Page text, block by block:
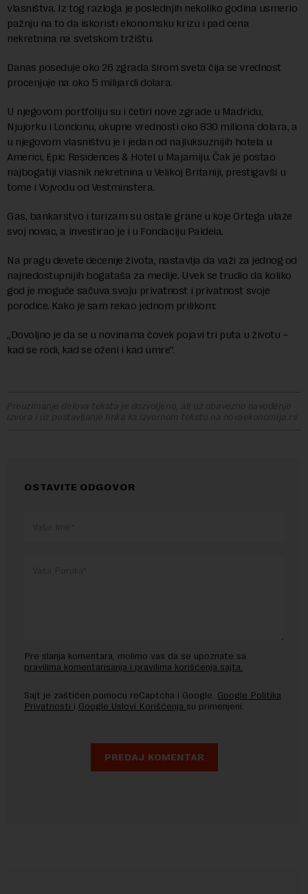
vlasništva. Iz tog razloga je poslednjih nekoliko godina usmerio
pažnju na to da iskoristi ekonomsku krizu i pad cena
nekretnina na svetskom tržištu.
Danas poseduje oko 26 zgrada širom sveta čija se vrednost
procenjuje na oko 5 milijardi dolara.
U njegovom portfoliju su i četiri nove zgrade u Madridu,
Njujorku i Londonu, ukupne vrednosti oko 830 miliona dolara, a
u njegovom vlasništvu je i jedan od najluksuznijih hotela u
Americi, Epic Residences & Hotel u Majamiju. Čak je postao
najbogatiji vlasnik nekretnina u Velikoj Britaniji, prestigavši u
tome i Vojvodu od Vestminstera.
Gas, bankarstvo i turizam su ostale grane u koje Ortega ulaže
svoj novac, a investirao je i u Fondaciju Paideia.
Na pragu devete decenije života, nastavlja da važi za jednog od
najnedostupnijih bogataša za medije. Uvek se trudio da koliko
god je moguće sačuva svoju privatnost i privatnost svoje
porodice. Kako je sam rekao jednom prilikom:
„Dovoljno je da se u novinama čovek pojavi tri puta u životu –
kad se rodi, kad se oženi i kad umre”.
Preuzimanje delova teksta je dozvoljeno, ali uz obavezno navođenje
izvora i uz postavljanje linka ka izvornom tekstu na novaekonomija.rs
OSTAVITE ODGOVOR
Pre slanja komentara, molimo vas da se upoznate sa
pravilima komentarisanja i pravilima korišćenja sajta.
Sajt je zaštićen pomocu reCaptcha i Google. Google Politika
Privatnosti i Google Uslovi Korišćenja su primenjeni.